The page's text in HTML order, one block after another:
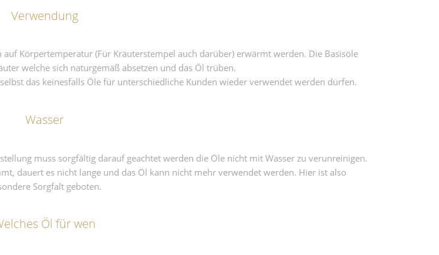
Verwendung
Körpertemperatur (Für Kräuterstempel auch darüber) erwärmt werden. Die Basisöle
welche sich naturgemäß absetzen und das Öl trüben.
das keinesfalls Öle für unterschiedliche Kunden wieder verwendet werden dürfen.
Wasser
muss sorgfältig darauf geachtet werden die Öle nicht mit Wasser zu verunreinigen.
dauert es nicht lange und das Öl kann nicht mehr verwendet werden. Hier ist also
Sorgfalt geboten.
Öl für wen